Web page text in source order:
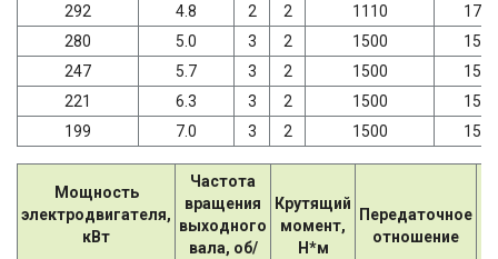
292
4.8 2 2 1110
280
5.0 3 2 1500
247
5.7 3 2 1500
221
6.3 3 2 1500
199
7.0 3 2 1500
Мощность
электродвигателя,
кВт
Частота
вращения
выходного
вала, об/
Крутящий
момент,
Н*м
Передаточное
отношение